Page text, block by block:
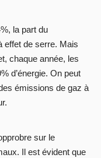
la part du
effet de serre. Mais
chaque année, les
d’énergie. On peut
émissions de gaz à
sur le
Il est évident que